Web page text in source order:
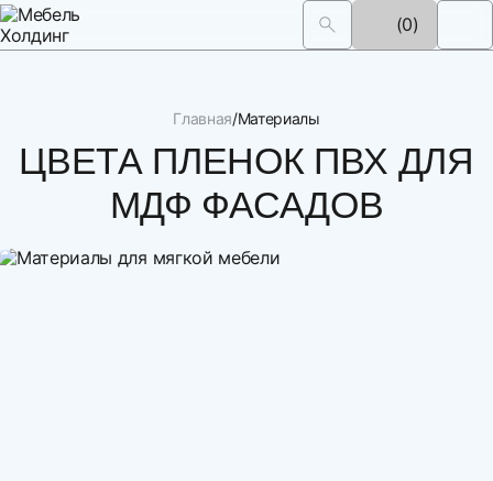
(0)
Главная Материалы
ЦВЕТА ПЛЕНОК ПВХ ДЛЯ
МДФ ФАСАДОВ